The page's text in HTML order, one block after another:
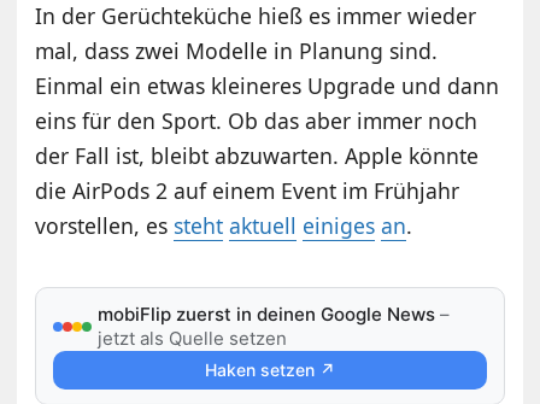
In der Gerüchteküche hieß es immer wieder
mal, dass zwei Modelle in Planung sind.
Einmal ein etwas kleineres Upgrade und dann
eins für den Sport. Ob das aber immer noch
der Fall ist, bleibt abzuwarten. Apple könnte
die AirPods 2 auf einem Event im Frühjahr
vorstellen, es steht aktuell einiges an.
mobiFlip zuerst in deinen Google News –
jetzt als Quelle setzen
Haken setzen ↗